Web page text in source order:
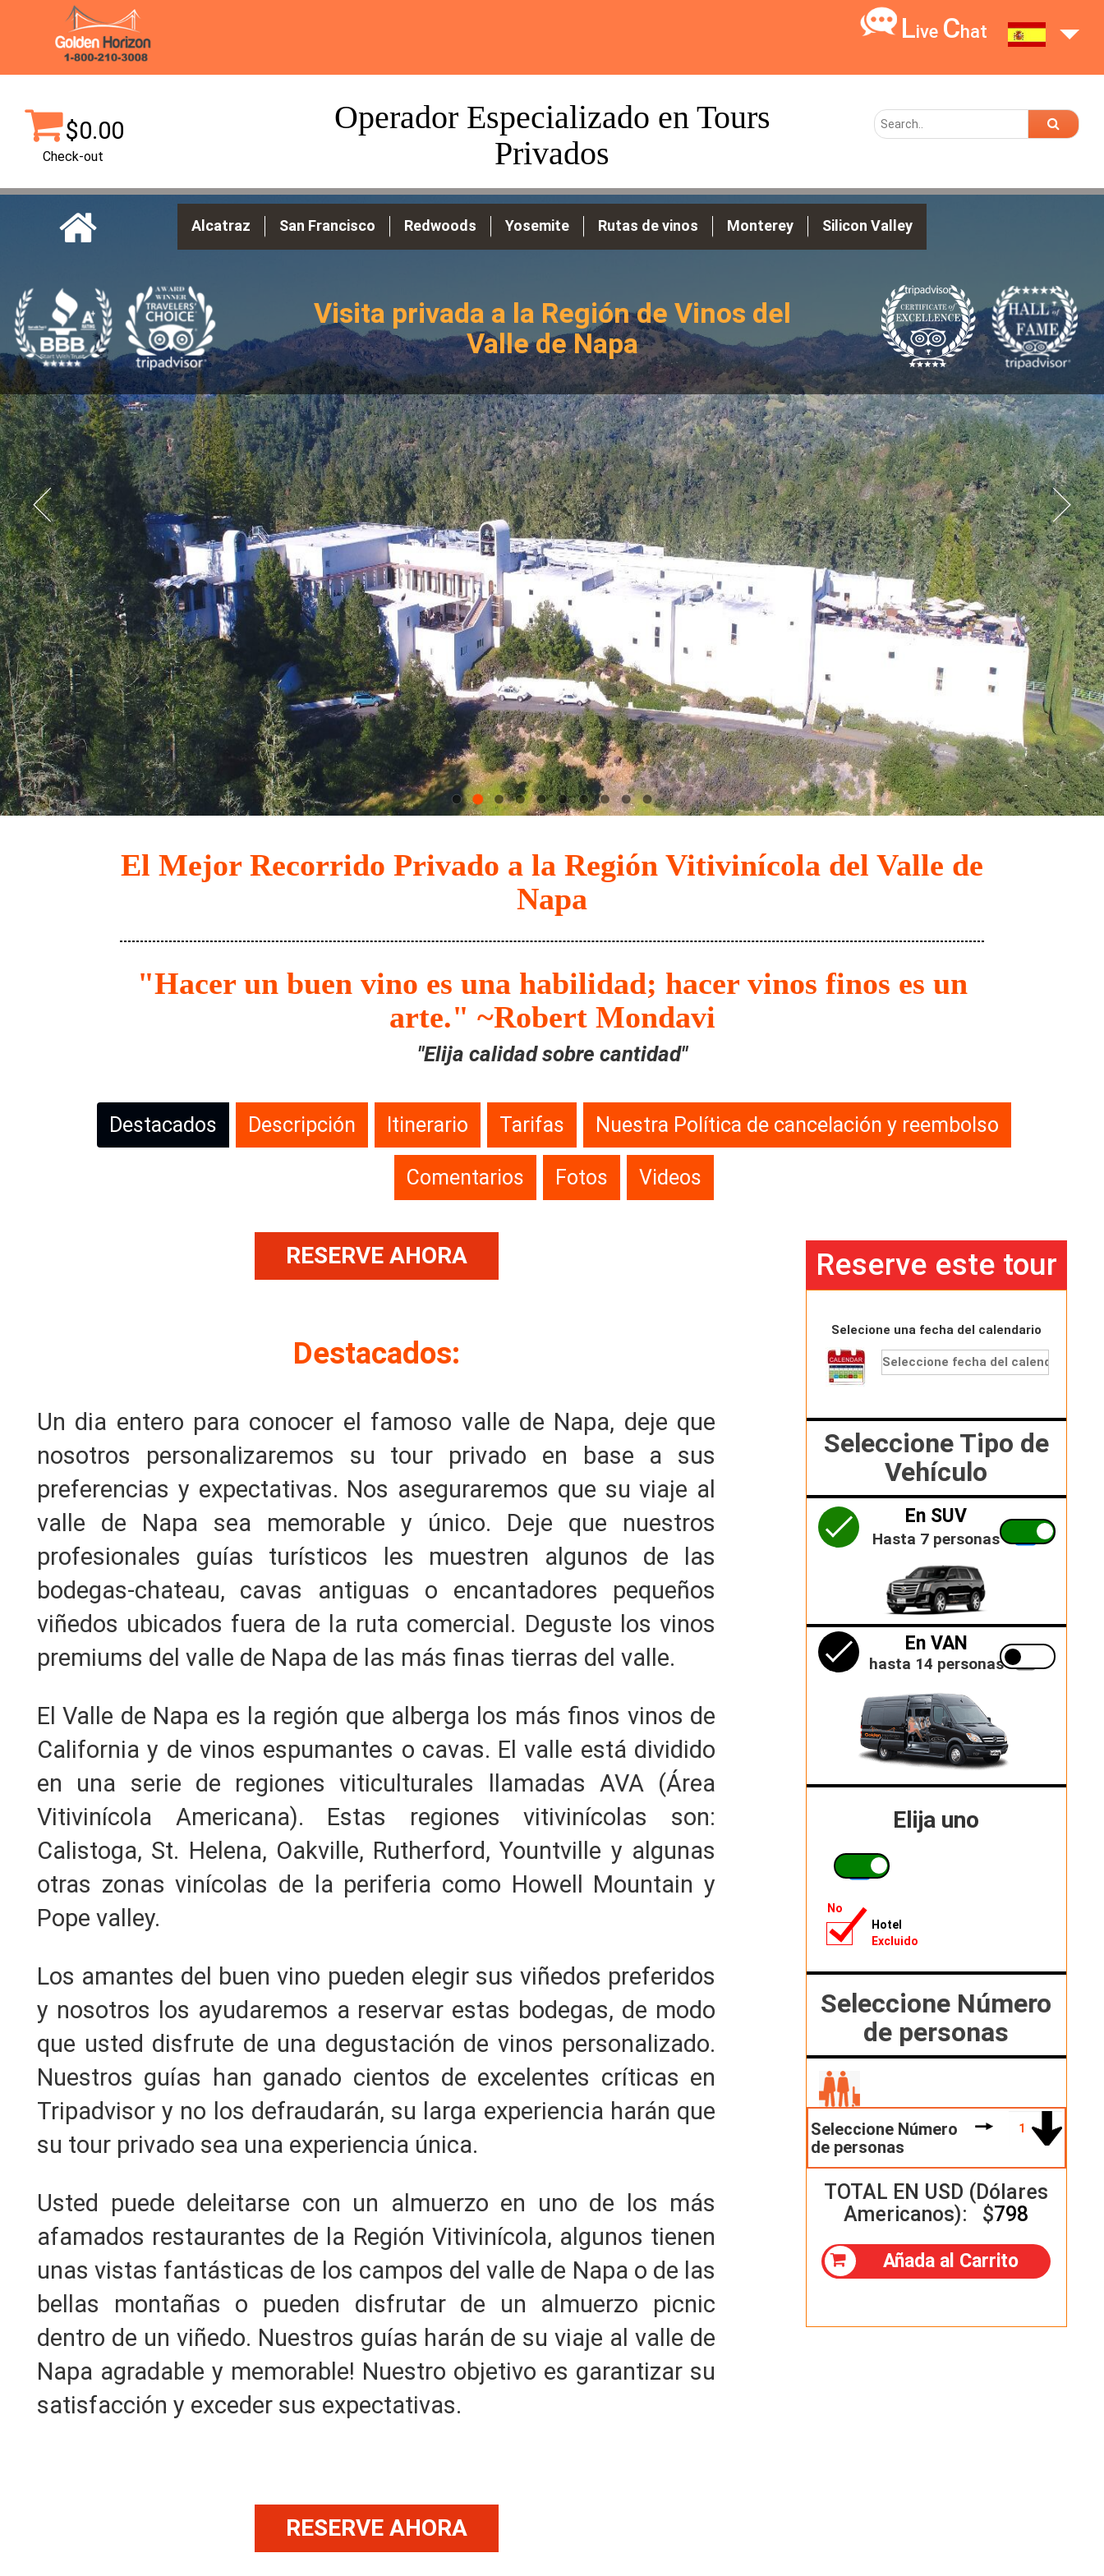
Live Chat
$0.00
Check-out
Operador Especializado en Tours
Privados
Alcatraz San Francisco Redwoods Yosemite Rutas de vinos Monterey Silicon Valley
Visita privada a la Región de Vinos del
Valle de Napa
El Mejor Recorrido Privado a la Región Vitivinícola del Valle de
Napa
"Hacer un buen vino es una habilidad; hacer vinos finos es un
arte." ~Robert Mondavi
"Elija calidad sobre cantidad"
Destacados Descripción Itinerario Tarifas Nuestra Política de cancelación y reembolso
Comentarios Fotos Videos
RESERVE AHORA
Destacados:
Un dia entero para conocer el famoso valle de Napa, deje que
nosotros personalizaremos su tour privado en base a sus
preferencias y expectativas. Nos aseguraremos que su viaje al
valle de Napa sea memorable y único. Deje que nuestros
profesionales guías turísticos les muestren algunos de las
bodegas-chateau, cavas antiguas o encantadores pequeños
viñedos ubicados fuera de la ruta comercial. Deguste los vinos
premiums del valle de Napa de las más finas tierras del valle.
El Valle de Napa es la región que alberga los más finos vinos de
California y de vinos espumantes o cavas. El valle está dividido
en una serie de regiones viticulturales llamadas AVA (Área
Vitivinícola Americana). Estas regiones vitivinícolas son:
Calistoga, St. Helena, Oakville, Rutherford, Yountville y algunas
otras zonas vinícolas de la periferia como Howell Mountain y
Pope valley.
Los amantes del buen vino pueden elegir sus viñedos preferidos
y nosotros los ayudaremos a reservar estas bodegas, de modo
que usted disfrute de una degustación de vinos personalizado.
Nuestros guías han ganado cientos de excelentes críticas en
Tripadvisor y no los defraudarán, su larga experiencia harán que
su tour privado sea una experiencia única.
Usted puede deleitarse con un almuerzo en uno de los más
afamados restaurantes de la Región Vitivinícola, algunos tienen
unas vistas fantásticas de los campos del valle de Napa o de las
bellas montañas o pueden disfrutar de un almuerzo picnic
dentro de un viñedo. Nuestros guías harán de su viaje al valle de
Napa agradable y memorable! Nuestro objetivo es garantizar su
satisfacción y exceder sus expectativas.
RESERVE AHORA
Reserve este tour
Selecione una fecha del calendario
Seleccione Tipo de
Vehículo
En SUV
Hasta 7 personas
En VAN
hasta 14 personas
Elija uno
No
Hotel
Excluido
Seleccione Número
de personas
Seleccione Número
de personas
TOTAL EN USD (Dólares
Americanos): $798
Añada al Carrito